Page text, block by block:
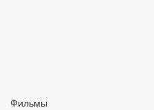
Фильмы